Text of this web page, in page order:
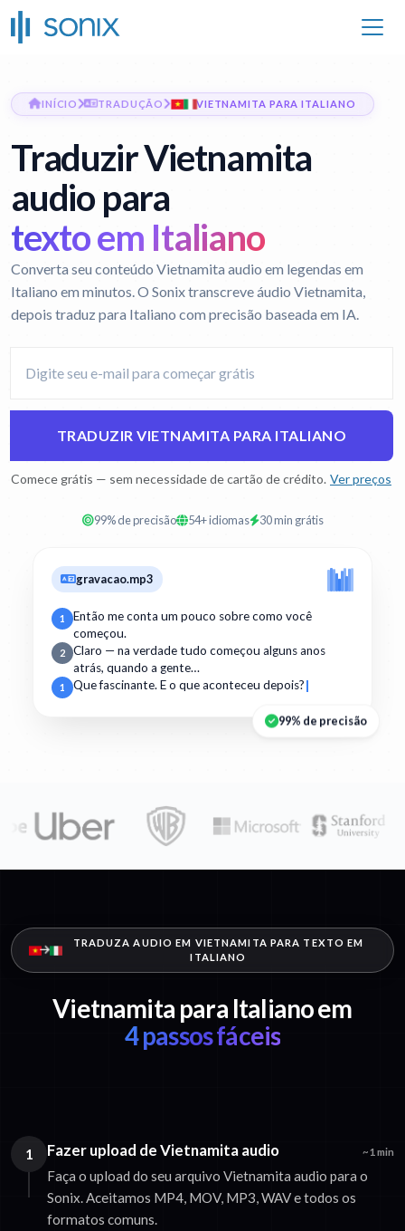
INÍCIO TRADUÇÃO VIETNAMITA PARA ITALIANO
Traduzir Vietnamita
audio para
texto em Italiano
Converta seu conteúdo Vietnamita audio em legendas em
Italiano em minutos. O Sonix transcreve áudio Vietnamita,
depois traduz para Italiano com precisão baseada em IA.
TRADUZIR VIETNAMITA PARA ITALIANO
Comece grátis — sem necessidade de cartão de crédito. Ver preços
99% de precisão 54+ idiomas 30 min grátis
gravacao.mp3
1
Então me conta um pouco sobre como você
começou.
2
Claro — na verdade tudo começou alguns anos
atrás, quando a gente…
1 Que fascinante. E o que aconteceu depois?
99% de precisão
TRADUZA AUDIO EM VIETNAMITA PARA TEXTO EM
ITALIANO
Vietnamita para Italiano em
4 passos fáceis
1 Fazer upload de Vietnamita audio ~1 min
Faça o upload do seu arquivo Vietnamita audio para o
Sonix. Aceitamos MP4, MOV, MP3, WAV e todos os
formatos comuns.